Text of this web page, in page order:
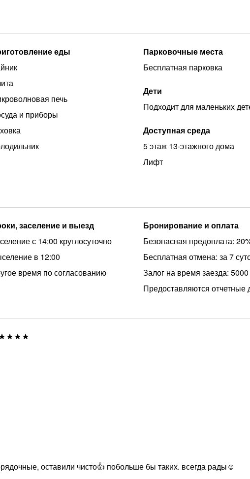
еды
печь
и приборы
Парковочные места
Бесплатная парковка
Дети
Подходит для маленьких
Доступная среда
5 этаж 13-этажного дома
Лифт
заселение и выезд
с 14:00 круглосуточно
в 12:00
время по согласованию
Бронирование и оплата
Безопасная предоплата:
Бесплатная отмена: за 7
Залог на время заезда:
Предоставляются отчетные
оставили чисто👍 побольше бы таких. всегда рады☺️